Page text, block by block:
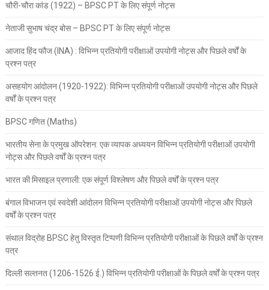
चौरी-चौरा कांड (1922) – BPSC PT के लिए संपूर्ण नोट्स
नेताजी सुभाष चंद्र बोस – BPSC PT के लिए संपूर्ण नोट्स
आजाद हिंद फौज (INA) : विभिन्न प्रतियोगी परीक्षाओं उपयोगी नोट्स और पिछले वर्षों के
प्रश्न पत्र
असहयोग आंदोलन (1920-1922): विभिन्न प्रतियोगी परीक्षाओं उपयोगी नोट्स और पिछले
वर्षों के प्रश्न पत्र
BPSC गणित (Maths)
भारतीय सेना के प्रमुख ऑपरेशन: एक व्यापक अध्ययन विभिन्न प्रतियोगी परीक्षाओं उपयोगी
नोट्स और पिछले वर्षों के प्रश्न पत्र
भारत की मिसाइल प्रणाली: एक संपूर्ण विश्लेषण और पिछले वर्षों के प्रश्न पत्र
बंगाल विभाजन एवं स्वदेशी आंदोलन विभिन्न प्रतियोगी परीक्षाओं उपयोगी नोट्स और पिछले
वर्षों के प्रश्न पत्र
संथाल विद्रोह BPSC हेतु विस्तृत टिप्पणी विभिन्न प्रतियोगी परीक्षाओं के पिछले वर्षों के प्रश्न
पत्र
दिल्ली सल्तनत (1206-1526 ई.) विभिन्न प्रतियोगी परीक्षाओं के पिछले वर्षों के प्रश्न पत्र